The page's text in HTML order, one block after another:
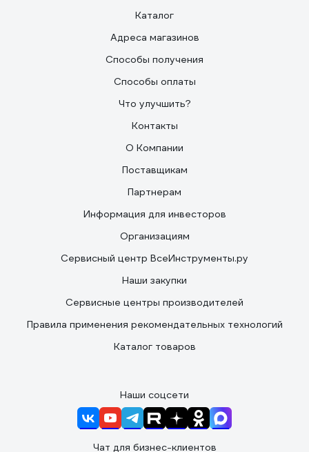
Каталог
Адреса магазинов
Способы получения
Способы оплаты
Что улучшить?
Контакты
О Компании
Поставщикам
Партнерам
Информация для инвесторов
Организациям
Сервисный центр ВсеИнструменты.ру
Наши закупки
Сервисные центры производителей
Правила применения рекомендательных технологий
Каталог товаров
Наши соцсети
Чат для бизнес-клиентов